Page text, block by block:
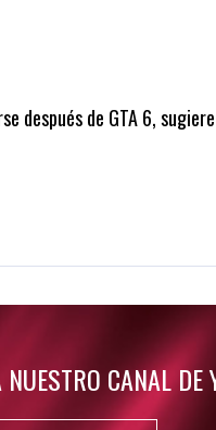
después de GTA 6,
detalles de
CANAL DE